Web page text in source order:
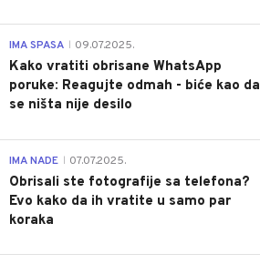
IMA SPASA 09.07.2025.
Kako vratiti obrisane WhatsApp
poruke: Reagujte odmah - biće kao da
se ništa nije desilo
IMA NADE 07.07.2025.
Obrisali ste fotografije sa telefona?
Evo kako da ih vratite u samo par
koraka